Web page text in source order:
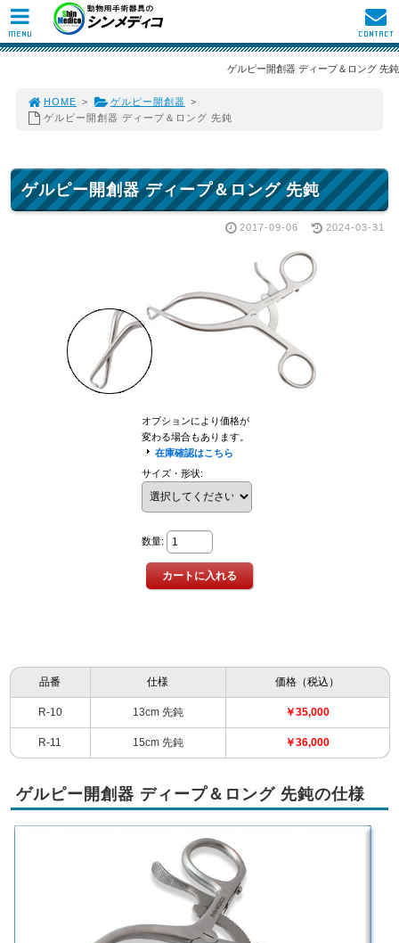
ゲルピー開創器 ディープ＆ロング 先鈍
HOME > ゲルピー開創器 >
ゲルピー開創器 ディープ＆ロング 先鈍
ゲルピー開創器 ディープ＆ロング 先鈍
2017-09-06 2024-03-31
品番 仕様 価格（税込）
R-10 13cm 先鈍 ￥35,000
R-11 15cm 先鈍 ￥36,000
ゲルピー開創器 ディープ＆ロング 先鈍の仕様
MENU CONTACT